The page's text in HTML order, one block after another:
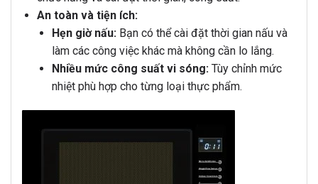
An toàn và tiện ích:
Hẹn giờ nấu:Bạn có thể cài đặt thời gian nấu và
làm các công việc khác mà không cần lo lắng.
Nhiều mức công suất vi sóng:Tùy chỉnh mức
nhiệt phù hợp cho từng loại thực phẩm.